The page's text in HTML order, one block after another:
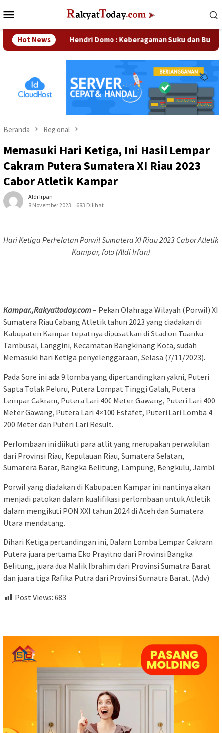
ke
Mobile
Hot NewsHendri Domo : Keberagaman Suku dan Budaya di
Beranda Regional
Memasuki Hari Ketiga, Ini Hasil Lempar
Cakram Putera Sumatera XI Riau 2023
Cabor Atletik Kampar
Aldi Irpan
8 November 2023
683 Dilihat
Hari Ketiga Perhelatan Porwil Sumatera XI Riau 2023 Cabor Atletik
Kampar, foto (Aldi Irfan)
Kampar.,Rakyattoday.com– Pekan Olahraga Wilayah (Porwil) XI
Sumatera Riau Cabang Atletik tahun 2023 yang diadakan di
Kabupaten Kampar tepatnya dipusatkan di Stadion Tuanku
Tambusai, Langgini, Kecamatan Bangkinang Kota, sudah
Memasuki hari Ketiga penyelenggaraan, Selasa (7/11/2023).
Pada Sore ini ada 9 lomba yang dipertandingkan yakni, Puteri
Sapta Tolak Peluru, Putera Lompat Tinggi Galah, Putera
Lempar Cakram, Putera Lari 400 Meter Gawang, Puteri Lari 400
Meter Gawang, Putera Lari 4×100 Estafet, Puteri Lari Lomba 4
200 Meter dan Puteri Lari Result.
Perlombaan ini diikuti para atlit yang merupakan perwakilan
dari Provinsi Riau, Kepulauan Riau, Sumatera Selatan,
Sumatera Barat, Bangka Belitung, Lampung, Bengkulu, Jambi.
Porwil yang diadakan di Kabupaten Kampar ini nantinya akan
menjadi patokan dalam kualifikasi perlombaan untuk Atletik
dalam mengikuti PON XXI tahun 2024 di Aceh dan Sumatera
Utara mendatang.
Dihari Ketiga pertandingan ini, Dalam Lomba Lempar Cakram
Putera juara pertama Eko Prayitno dari Provinsi Bangka
Belitung, juara dua Malik Ibrahim dari Provinsi Sumatra Barat
dan juara tiga Rafika Putra dari Provinsi Sumatra Barat. (Adv)
Post Views: 683